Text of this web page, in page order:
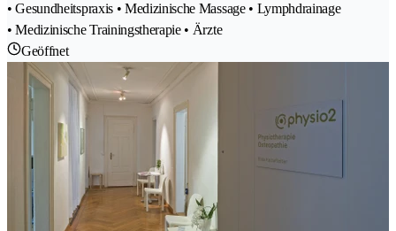
• Gesundheitspraxis • Medizinische Massage • Lymphdrainage
• Medizinische Trainingstherapie • Ärzte
Geöffnet